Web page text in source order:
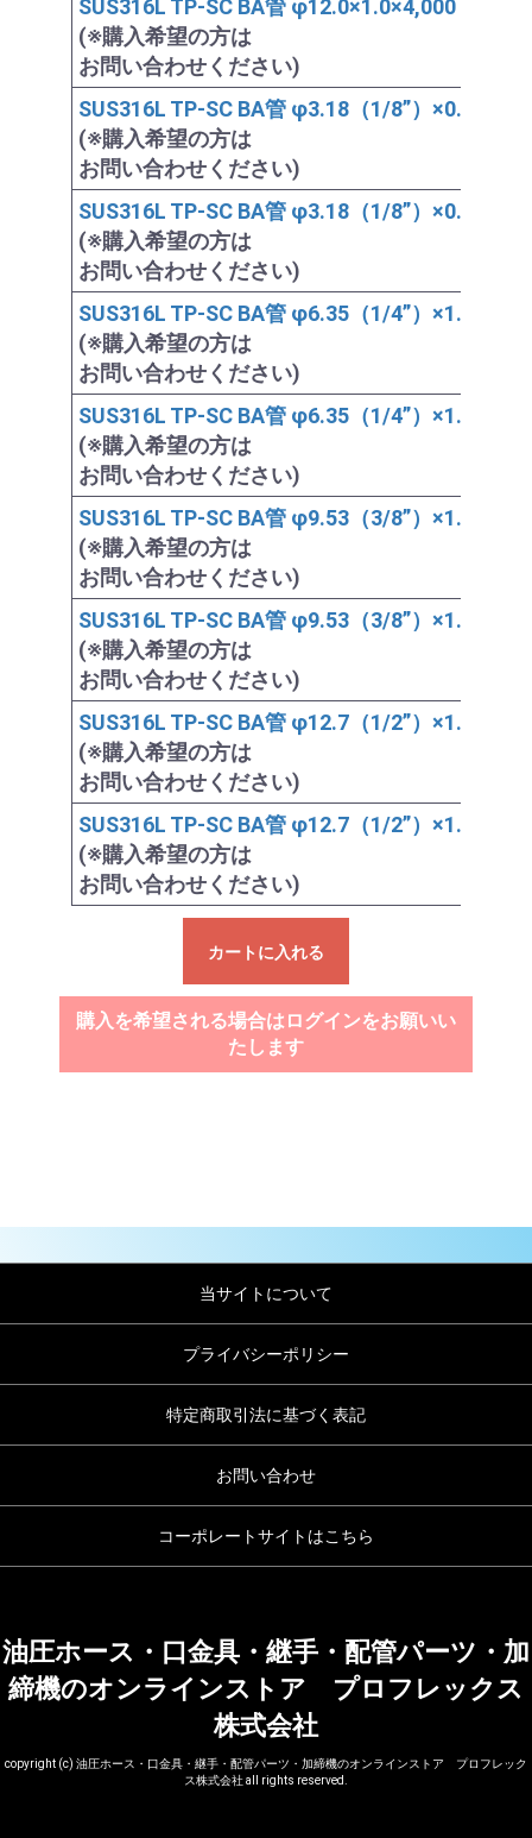
SUS316L TP-SC BA管 φ12.0×1.0×4,000
(※購入希望の方は
お問い合わせください)
SUS316L TP-SC BA管 φ3.18（1/8”）
(※購入希望の方は
お問い合わせください)
SUS316L TP-SC BA管 φ3.18（1/8”）
(※購入希望の方は
お問い合わせください)
SUS316L TP-SC BA管 φ6.35（1/4”）
(※購入希望の方は
お問い合わせください)
SUS316L TP-SC BA管 φ6.35（1/4”）
(※購入希望の方は
お問い合わせください)
SUS316L TP-SC BA管 φ9.53（3/8”）
(※購入希望の方は
お問い合わせください)
SUS316L TP-SC BA管 φ9.53（3/8”）
(※購入希望の方は
お問い合わせください)
SUS316L TP-SC BA管 φ12.7（1/2”）
(※購入希望の方は
お問い合わせください)
SUS316L TP-SC BA管 φ12.7（1/2”）
(※購入希望の方は
お問い合わせください)
カートに入れる
購入を希望される場合はログインをお願いい
たします
当サイトについて
プライバシーポリシー
特定商取引法に基づく表記
お問い合わせ
コーポレートサイトはこちら
油圧ホース・口金具・継手・配管パーツ・加
締機のオンラインストア プロフレックス
株式会社
copyright (c) 油圧ホース・口金具・継手・配管パーツ・加締機のオンラインストア プロフレック
ス株式会社 all rights reserved.